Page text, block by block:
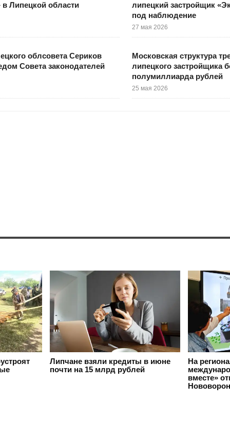
в Липецкой области
липецкий застройщик
под наблюдение
27 мая 2026
облсовета Сериков
Совета законодателей
Московская структура
липецкого застройщика
полумиллиарда рублей
25 мая 2026
Липчане взяли кредиты в июне
почти на 15 млрд рублей
На
вместе»